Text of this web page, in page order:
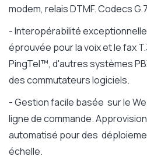
modem, relais DTMF. Codecs
- Interopérabilité
éprouvée pour la voix et le fax
PingTel™, d'autres systèmes
des commutateurs logiciels.
- Gestion facile basée sur le
ligne de commande.
automatisé pour des
échelle.